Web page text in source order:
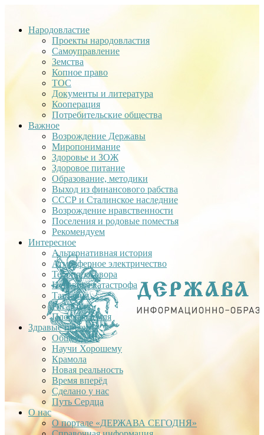
Народовластие
Проекты народовластия
Самоуправление
Земства
Копное право
ТОС
Документы и литература
Кооперация
Потребительские общества
Важное
Возрождение Державы
Миропонимание
Здоровье и ЗОЖ
Здоровое питание
Образование, методики
Выход из финансового рабства
СССР и Сталинское наследние
Возрождение нравственности
Поселения и родовые поместья
Рекомендуем
Интересное
Альтернативная история
Атмосферное электричество
Теория заговора
Недавняя катастрофа
Тартария
Гиганты
Плоская Земля
Здравые проекты
Общее дело
Научи Хорошему
Крамола
Новая реальность
Время вперёд
Сделано у нас
Путь Сердца
О нас
О портале «ДЕРЖАВА СЕГОДНЯ»